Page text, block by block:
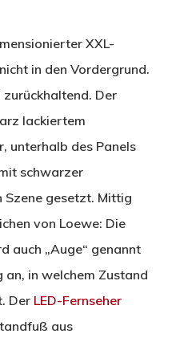
XXL-
in den Vordergrund.
zurückhaltend. Der
lackiertem
unterhalb des Panels
schwarzer
gesetzt. Mittig
von Loewe: Die
auch „Auge“ genannt
in welchem Zustand
Der LED-Fernseher
aus